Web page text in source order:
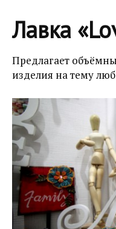
Лавка
Предлагает
изделия на тему